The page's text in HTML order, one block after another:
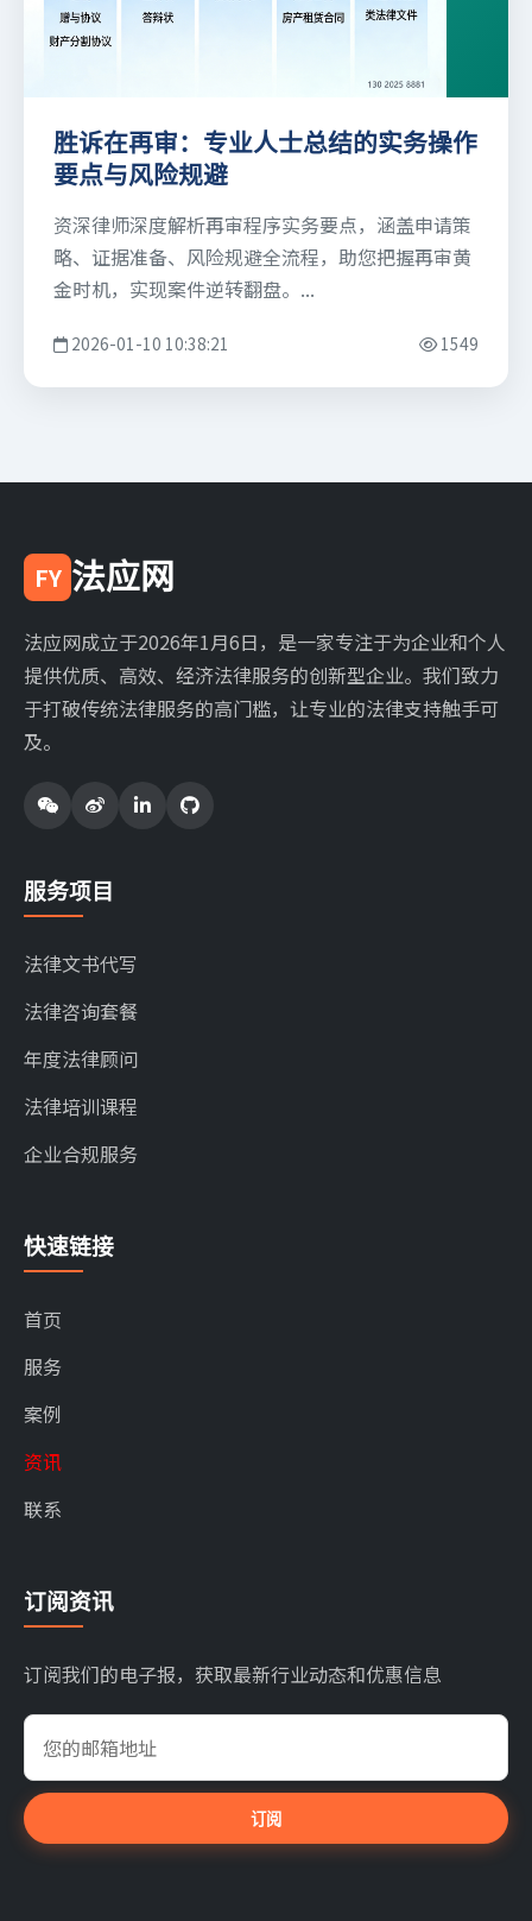
胜诉在再审：专业人士总结的实务操作
要点与风险规避
资深律师深度解析再审程序实务要点，涵盖申请策
略、证据准备、风险规避全流程，助您把握再审黄
金时机，实现案件逆转翻盘。...
2026-01-10 10:38:21 1549
FY 法应网
法应网成立于2026年1月6日，是一家专注于为企业和个人
提供优质、高效、经济法律服务的创新型企业。我们致力
于打破传统法律服务的高门槛，让专业的法律支持触手可
及。
服务项目
法律文书代写
法律咨询套餐
年度法律顾问
法律培训课程
企业合规服务
快速链接
首页
服务
案例
资讯
联系
订阅资讯
订阅我们的电子报，获取最新行业动态和优惠信息
订阅